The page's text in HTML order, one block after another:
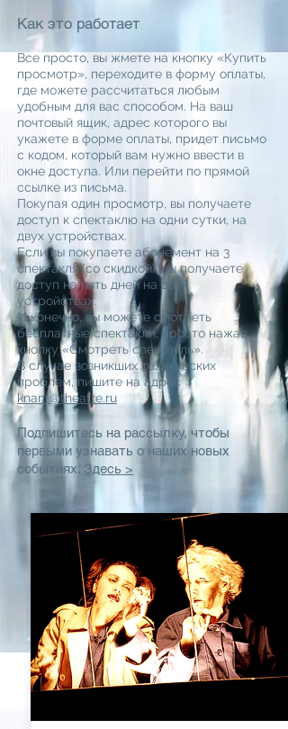
Как это работает
Все просто, вы жмете на кнопку «Купить
просмотр», переходите в форму оплаты,
где можете рассчитаться любым
удобным для вас способом. На ваш
почтовый ящик, адрес которого вы
укажете в форме оплаты, придет письмо
с кодом, который вам нужно ввести в
окне доступа. Или перейти по прямой
ссылке из письма.
Покупая один просмотр, вы получаете
доступ к спектаклю на одни сутки, на
двух устройствах.
Если вы покупаете абонемент на 3
спектакля (со скидкой), вы получаете
доступ на пять дней на двух
устройствах.
И конечно, вы можете смотреть
бесплатные спектакли, просто нажав
кнопку «Смотреть спектакль».
В случае возникших технических
проблем, пишите на адрес
knam@theatre.ru
Подпишитесь на рассылку, чтобы
первыми узнавать о наших новых
событиях. Здесь >